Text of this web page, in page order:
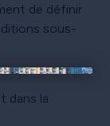
de définir
sous-
dans la